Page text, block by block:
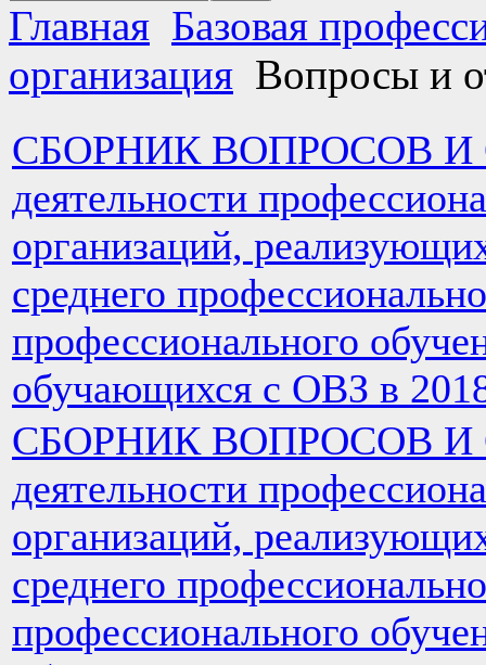
Главная Базовая
организация Вопросы и
СБОРНИК ВОПРОСОВ И
деятельности
организаций,
среднего
профессионального
обучающихся с ОВЗ в
СБОРНИК ВОПРОСОВ И
деятельности
организаций,
среднего
профессионального